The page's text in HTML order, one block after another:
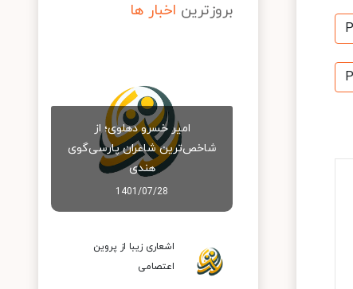
بروزترین اخبار ها
امیر خسرو دهلوی؛ از
شاخص‌ترین شاعران پارسی‌گوی
هندی
1401/07/28
اشعاری زیبا از پروین
اعتصامی